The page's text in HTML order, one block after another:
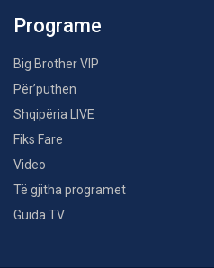
Programe
Big Brother VIP
Për’puthen
Shqipëria LIVE
Fiks Fare
Video
Të gjitha programet
Guida TV